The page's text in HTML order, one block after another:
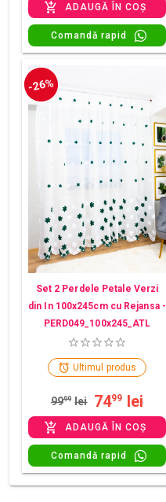
ADAUGĂ ÎN COȘ
Comandă rapid
-26%
Set 2 Perdele Petale Verzi
din In 100x245cm cu Rejansa -
PERD049_100x245_ATL
Ultimul produs
9999 lei 7499 lei
ADAUGĂ ÎN COȘ
Comandă rapid